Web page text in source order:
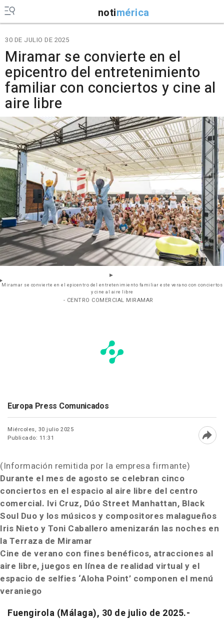
notimérica
30 DE JULIO DE 2025
Miramar se convierte en el
epicentro del entretenimiento
familiar con conciertos y cine al
aire libre
Miramar se convierte en el epicentro del entretenimiento familiar este verano con conciertos
y cine al aire libre
- CENTRO COMERCIAL MIRAMAR
Europa Press Comunicados
Miércoles, 30 julio 2025
Publicado: 11:31
(Información remitida por la empresa firmante)
Durante el mes de agosto se celebran cinco
conciertos en el espacio al aire libre del centro
comercial. Ivi Cruz, Dúo Street Manhattan, Black
Soul Duo y los músicos y compositores malagueños
Iris Nieto y Toni Caballero amenizarán las noches en
la Terraza de Miramar
Cine de verano con fines benéficos, atracciones al
aire libre, juegos en línea de realidad virtual y el
espacio de selfies ‘Aloha Point’ componen el menú
veraniego
Fuengirola (Málaga), 30 de julio de 2025.-